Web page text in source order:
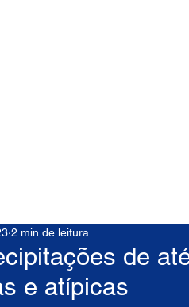
de
e atípicas
2 min de leitura